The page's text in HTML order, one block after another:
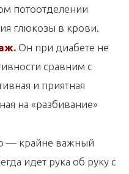
потоотделении
глюкозы в крови.
Он при диабете не
сравним с
и приятная
на «разбивание»
— крайне важный
идет рука об руку с